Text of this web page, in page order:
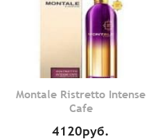
Montale Ristretto Intense
Cafe
4120руб.